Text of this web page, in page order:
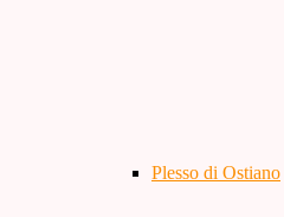
Plesso di Ostiano